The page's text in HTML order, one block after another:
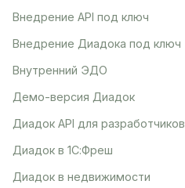
Внедрение API под ключ
Внедрение Диадока под ключ
Внутренний ЭДО
Демо-версия Диадок
Диадок API для разработчиков
Диадок в 1С:Фреш
Диадок в недвижимости